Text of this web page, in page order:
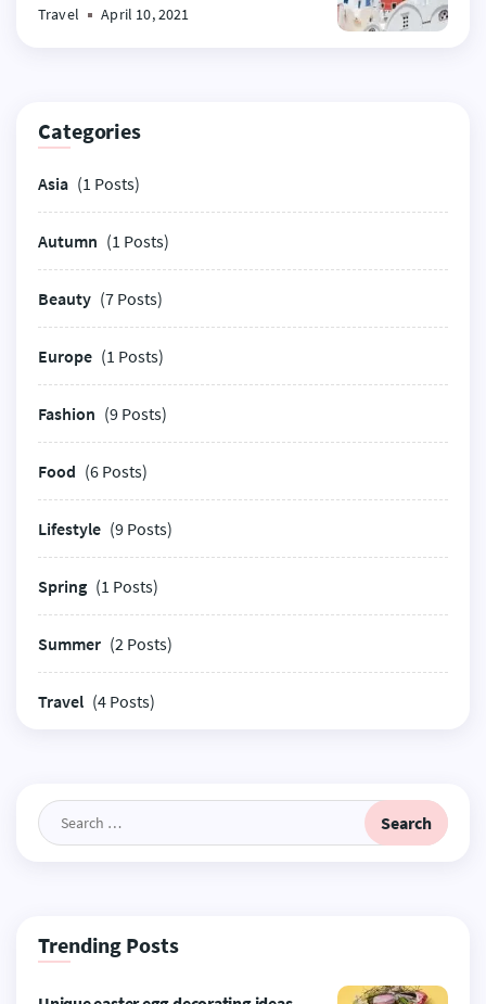
Travel April 10, 2021
Categories
Asia (1 Posts)
Autumn (1 Posts)
Beauty (7 Posts)
Europe (1 Posts)
Fashion (9 Posts)
Food (6 Posts)
Lifestyle (9 Posts)
Spring (1 Posts)
Summer (2 Posts)
Travel (4 Posts)
Search
for:
Trending Posts